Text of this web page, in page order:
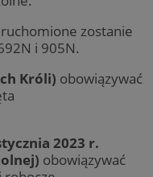
zostanie
i 905N.
Króli) obowiązywać
2023 r.
obowiązywać